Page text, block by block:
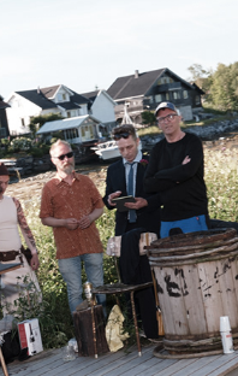
INFO KOMMER